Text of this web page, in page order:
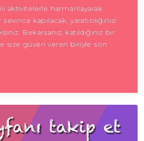
aktivitelerle harmanlayarak
kapılacak, yaratıcılığınızı
Bekarsanız, katıldığınız bir
size güven veren biriyle son